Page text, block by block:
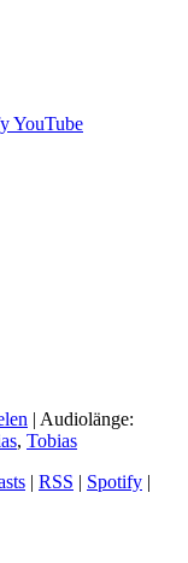
YouTube
| Audiolänge:
, Tobias
| RSS | Spotify |